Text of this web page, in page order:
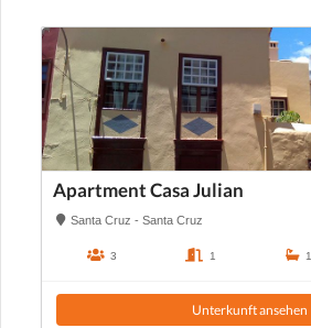
Apartment Casa Julian
Santa Cruz - Santa Cruz
3 1 1
Unterkunft ansehen